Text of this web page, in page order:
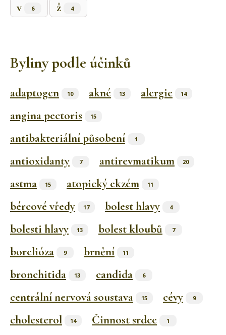
v 6 ž 4
Byliny podle účinků
adaptogen 10 akné 13 alergie 14
angina pectoris 15
antibakteriální působení 1
antioxidanty 7 antirevmatikum 20
astma 15 atopický ekzém 11
bércové vředy 17 bolest hlavy 4
bolesti hlavy 13 bolest kloubů 7
borelióza 9 brnění 11
bronchitida 13 candida 6
centrální nervová soustava 15 cévy 9
cholesterol 14 Činnost srdce 1